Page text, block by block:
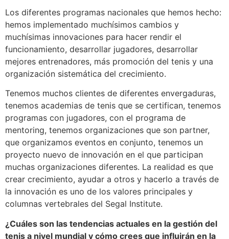
Los diferentes programas nacionales que hemos hecho:
hemos implementado muchísimos cambios y
muchísimas innovaciones para hacer rendir el
funcionamiento, desarrollar jugadores, desarrollar
mejores entrenadores, más promoción del tenis y una
organización sistemática del crecimiento.
Tenemos muchos clientes de diferentes envergaduras,
tenemos academias de tenis que se certifican, tenemos
programas con jugadores, con el programa de
mentoring, tenemos organizaciones que son partner,
que organizamos eventos en conjunto, tenemos un
proyecto nuevo de innovación en el que participan
muchas organizaciones diferentes. La realidad es que
crear crecimiento, ayudar a otros y hacerlo a través de
la innovación es uno de los valores principales y
columnas vertebrales del Segal Institute.
¿Cuáles son las tendencias actuales en la gestión del
tenis a nivel mundial y cómo crees que influirán en la